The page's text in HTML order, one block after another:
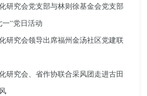
研究会党支部与林则徐基金会党支部
”党日活动
研究会领导出席福州金汤社区党建联
研究会、省作协联合采风团走进古田